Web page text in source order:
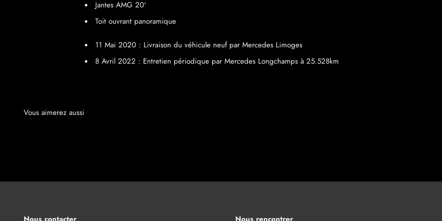
Jantes AMG 20'
Toit ouvrant panoramique
11 Mai 2020 : Livraison du véhicule neuf par Mercedes Limoges
8 Avril 2022 : Entretien périodique par Mercedes Longchamps à 25.528km